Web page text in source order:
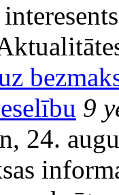
9
24.